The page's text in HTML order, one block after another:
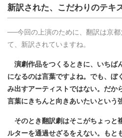
新訳された、こだわりのテキ
──今回の上演のために、翻訳は京
て、新訳されていますね。
演劇作品をつくるときに、いちば
になるのは言葉ですよね。でも、ぼ
み出すアーティストではない。だか
言葉にきちんと向きあいたいという
そのとき翻訳劇はそこがちょっと
ルターを通過せざるをえない。もと